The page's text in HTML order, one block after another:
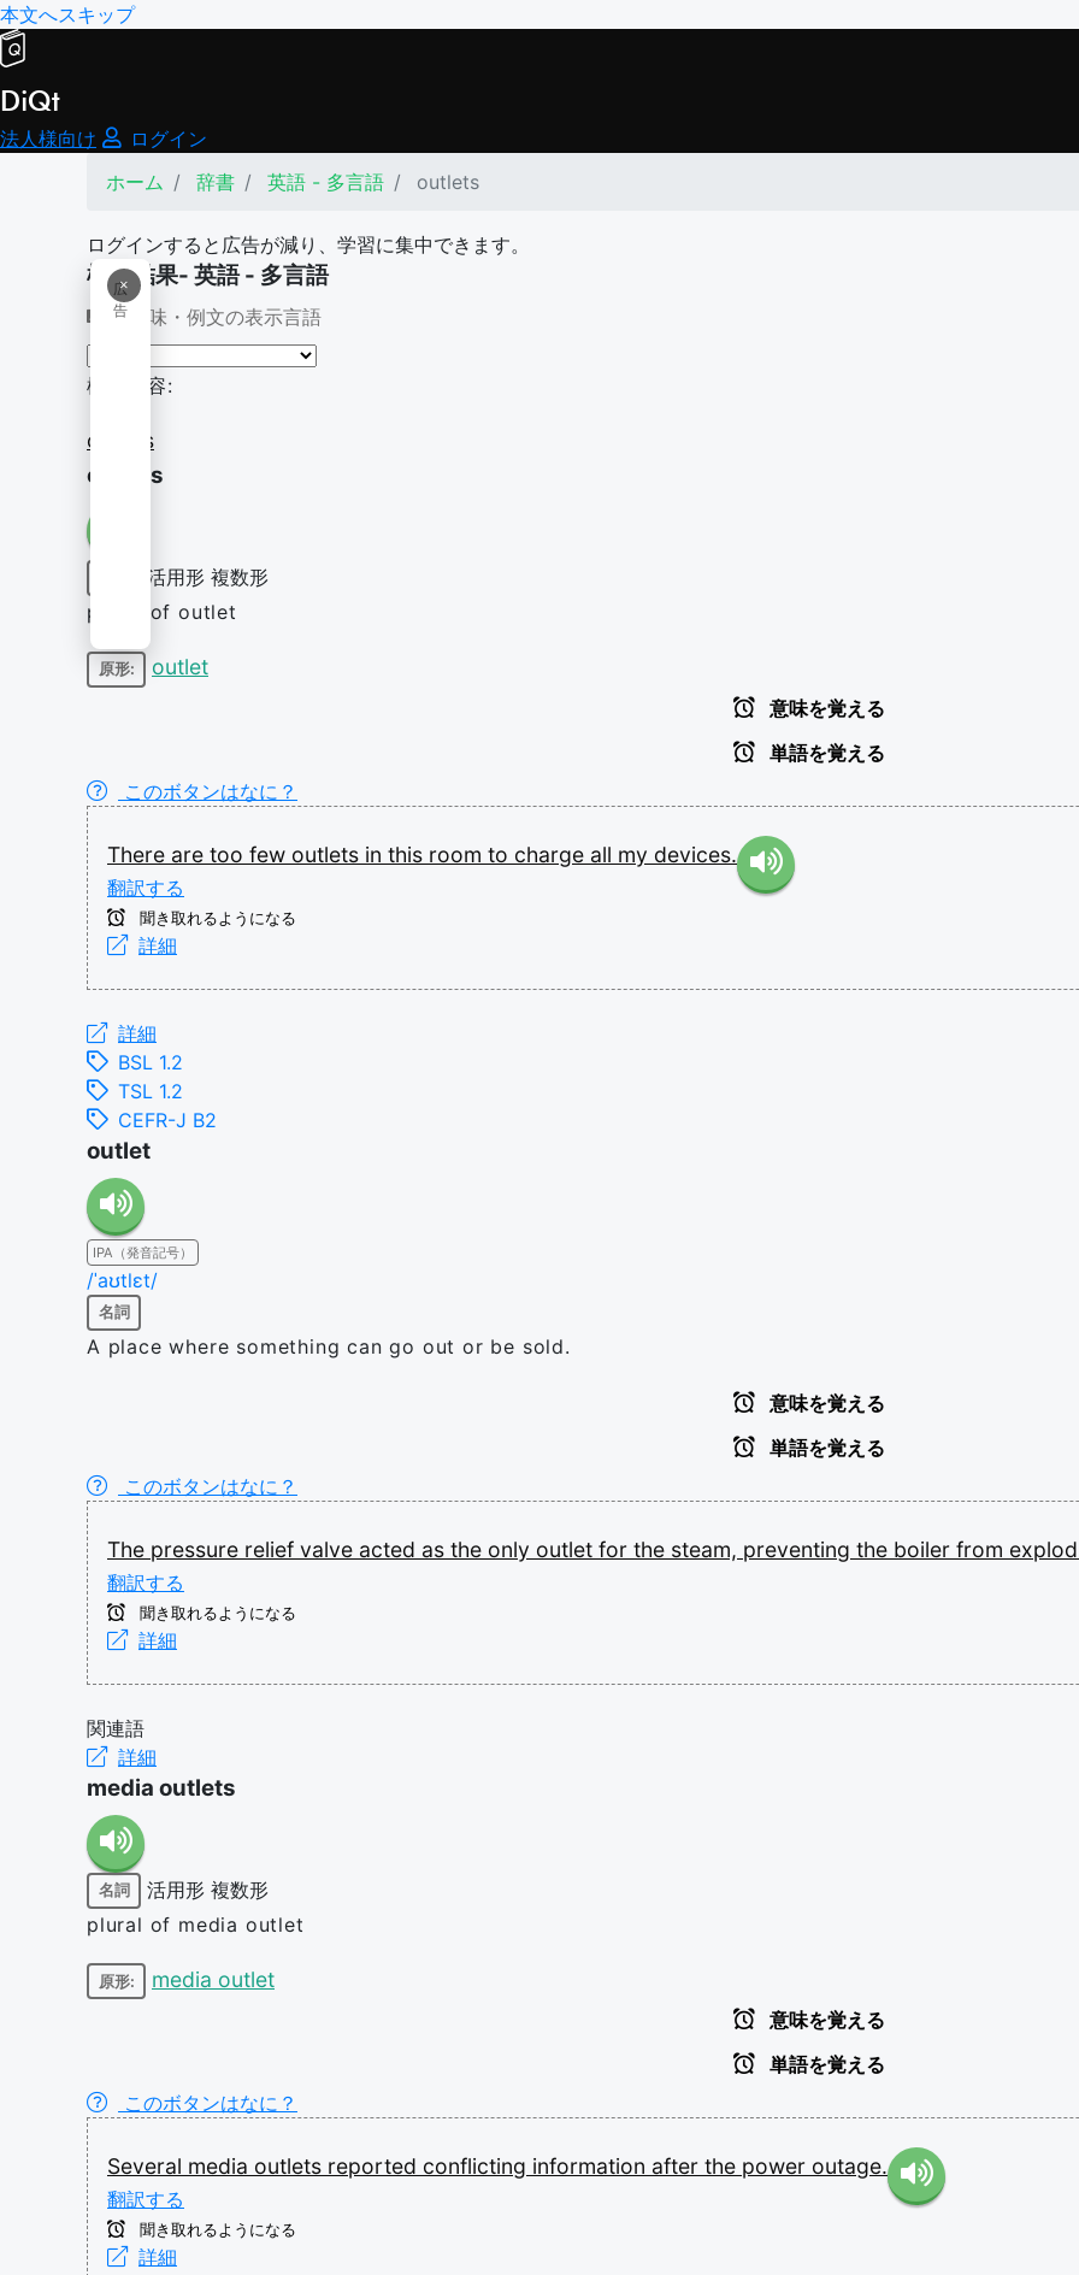
本文へスキップ
DiQt
法人様向け
ログイン
ホーム
辞書 英語 - 多言語 outlets
ログインすると広告が減り、学習に集中できます。
×
広
告
検索結果- 英語 - 多言語
意味・例文の表示言語
検索内容:
outlets
outlets
活用形 複数形
plural of outlet
原形: outlet
意味を覚える
単語を覚える
このボタンはなに？
There are too few outlets in this room to charge all my devices.
翻訳する
聞き取れるようになる
詳細
詳細
BSL 1.2
TSL 1.2
CEFR-J B2
outlet
IPA（発音記号）
/ˈaʊtlɛt/
名詞
A place where something can go out or be sold.
意味を覚える
単語を覚える
このボタンはなに？
The pressure relief valve acted as the only outlet for the steam, preventing the boiler from
翻訳する
聞き取れるようになる
詳細
関連語
詳細
media outlets
名詞 活用形 複数形
plural of media outlet
原形: media outlet
意味を覚える
単語を覚える
このボタンはなに？
Several media outlets reported conflicting information after the power outage.
翻訳する
聞き取れるようになる
詳細